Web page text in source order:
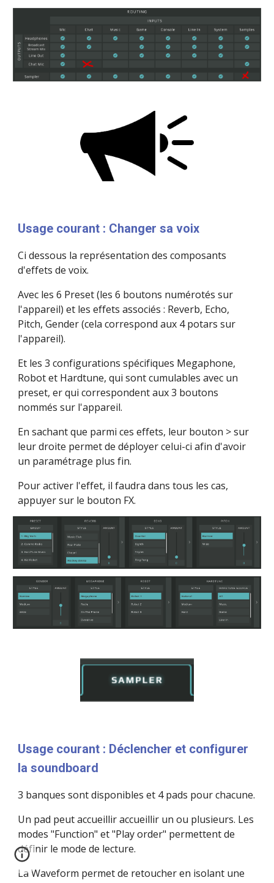
Usage courant : Changer sa voix
Ci dessous la représentation des composants
d'effets de voix.
Avec les 6 Preset (les 6 boutons numérotés sur
l'appareil) et les effets associés : Reverb, Echo,
Pitch, Gender (cela correspond aux 4 potars sur
l'appareil).
Et les 3 configurations spécifiques Megaphone,
Robot et Hardtune, qui sont cumulables avec un
preset, er qui correspondent aux 3 boutons
nommés sur l'appareil.
En sachant que parmi ces effets, leur bouton > sur
leur droite permet de déployer celui-ci afin d'avoir
un paramétrage plus fin.
Pour activer l'effet, il faudra dans tous les cas,
appuyer sur le bouton FX.
Usage courant : Déclencher et configurer
la soundboard
3 banques sont disponibles et 4 pads pour chacune.
Un pad peut accueillir accueillir un ou plusieurs. Les
modes "Function" et "Play order" permettent de
définir le mode de lecture.
La Waveform permet de retoucher en isolant une